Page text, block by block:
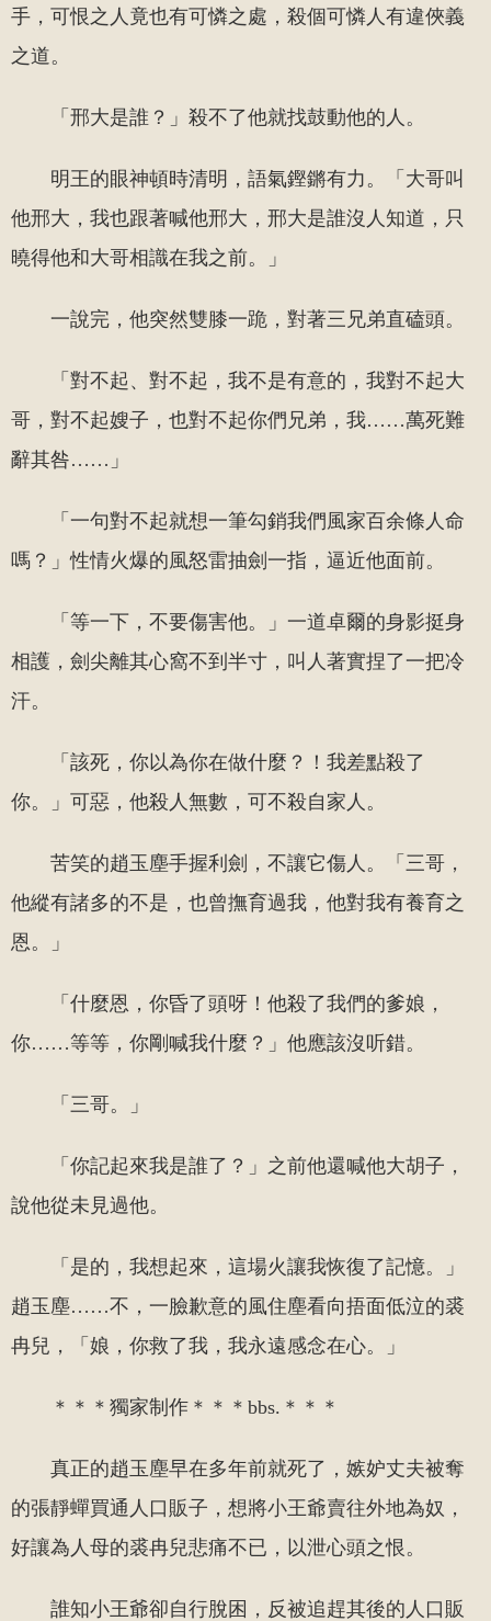
手，可恨之人竟也有可憐之處，殺個可憐人有違俠義
之道。
「邢大是誰？」殺不了他就找鼓動他的人。
明王的眼神頓時清明，語氣鏗鏘有力。「大哥叫
他邢大，我也跟著喊他邢大，邢大是誰沒人知道，只
曉得他和大哥相識在我之前。」
一說完，他突然雙膝一跪，對著三兄弟直磕頭。
「對不起、對不起，我不是有意的，我對不起大
哥，對不起嫂子，也對不起你們兄弟，我……萬死難
辭其咎……」
「一句對不起就想一筆勾銷我們風家百余條人命
嗎？」性情火爆的風怒雷抽劍一指，逼近他面前。
「等一下，不要傷害他。」一道卓爾的身影挺身
相護，劍尖離其心窩不到半寸，叫人著實捏了一把冷
汗。
「該死，你以為你在做什麼？！我差點殺了
你。」可惡，他殺人無數，可不殺自家人。
苦笑的趙玉塵手握利劍，不讓它傷人。「三哥，
他縱有諸多的不是，也曾撫育過我，他對我有養育之
恩。」
「什麼恩，你昏了頭呀！他殺了我們的爹娘，
你……等等，你剛喊我什麼？」他應該沒听錯。
「三哥。」
「你記起來我是誰了？」之前他還喊他大胡子，
說他從未見過他。
「是的，我想起來，這場火讓我恢復了記憶。」
趙玉塵……不，一臉歉意的風住塵看向捂面低泣的裘
冉兒，「娘，你救了我，我永遠感念在心。」
＊＊＊獨家制作＊＊＊bbs.＊＊＊
真正的趙玉塵早在多年前就死了，嫉妒丈夫被奪
的張靜蟬買通人口販子，想將小王爺賣往外地為奴，
好讓為人母的裘冉兒悲痛不已，以泄心頭之恨。
誰知小王爺卻自行脫困，反被追趕其後的人口販